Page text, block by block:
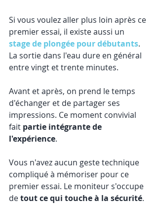
Si vous voulez aller plus loin après ce
premier essai, il existe aussi un
stage de plongée pour débutants.
La sortie dans l'eau dure en général
entre vingt et trente minutes.
Avant et après, on prend le temps
d'échanger et de partager ses
impressions. Ce moment convivial
fait partie intégrante de
l'expérience.
Vous n'avez aucun geste technique
compliqué à mémoriser pour ce
premier essai. Le moniteur s'occupe
de tout ce qui touche à la sécurité.